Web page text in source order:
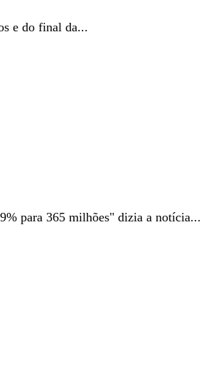
e do final da...
para 365 milhões" dizia a notícia...